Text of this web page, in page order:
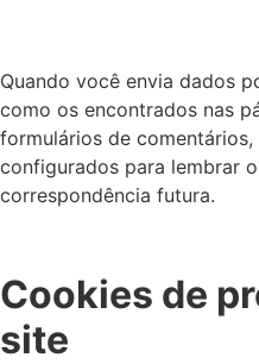
Quando você envia dados
como os encontrados nas
formulários de
configurados para lembrar
correspondência futura.
Cookies de
site